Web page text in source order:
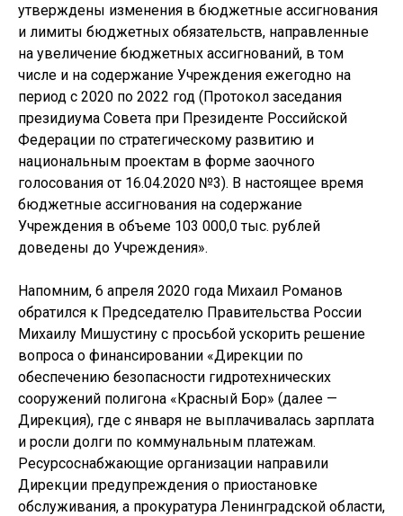
утверждены изменения в бюджетные ассигнования
и лимиты бюджетных обязательств, направленные
на увеличение бюджетных ассигнований, в том
числе и на содержание Учреждения ежегодно на
период с 2020 по 2022 год (Протокол заседания
президиума Совета при Президенте Российской
Федерации по стратегическому развитию и
национальным проектам в форме заочного
голосования от 16.04.2020 №3). В настоящее время
бюджетные ассигнования на содержание
Учреждения в объеме 103 000,0 тыс. рублей
доведены до Учреждения».
Напомним, 6 апреля 2020 года Михаил Романов
обратился к Председателю Правительства России
Михаилу Мишустину с просьбой ускорить решение
вопроса о финансировании «Дирекции по
обеспечению безопасности гидротехнических
сооружений полигона «Красный Бор» (далее —
Дирекция), где с января не выплачивалась зарплата
и росли долги по коммунальным платежам.
Ресурсоснабжающие организации направили
Дирекции предупреждения о приостановке
обслуживания, а прокуратура Ленинградской области,